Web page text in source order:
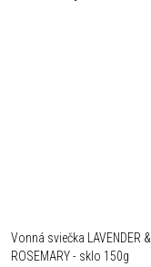
Vonná sviečka LAVENDER &
ROSEMARY - sklo 150g